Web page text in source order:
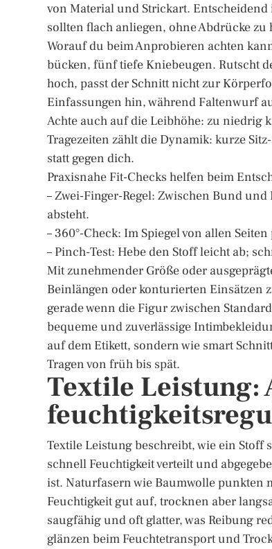
von Material und Strickart.
sollten flach anliegen, ohne Abdrücke zu
Worauf du beim Anprobieren achten
bücken, fünf tiefe Kniebeugen. Rutscht
hoch, passt der Schnitt nicht zur
Einfassungen hin, während Faltenwurf
Achte auch auf die Leibhöhe: zu niedrig
Tragezeiten zählt die Dynamik: kurze
statt gegen dich.
Praxisnahe Fit-Checks helfen beim
– Zwei-Finger-Regel: Zwischen Bund
absteht.
– 360°-Check: Im Spiegel von allen
– Pinch-Test: Hebe den Stoff leicht ab;
Mit zunehmender Größe oder
Beinlängen oder konturierten Einsätzen
gerade wenn die Figur zwischen
bequeme und zuverlässige
auf dem Etikett, sondern wie smart
Tragen von früh bis spät.
Textile Leistung:
Textile Leistung beschreibt, wie ein
schnell Feuchtigkeit verteilt und
ist. Naturfasern wie Baumwolle
Feuchtigkeit gut auf, trocknen aber
saugfähig und oft glatter, was Reibung
glänzen beim Feuchtetransport und